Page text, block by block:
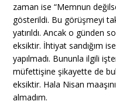
zaman ise “Memnun
gösterildi. Bu görüşmeyi
yatırıldı. Ancak o günden
eksiktir. İhtiyat sandığım
yapılmadı. Bununla ilgili
müfettişine şikayette de
eksiktir. Hala Nisan
almadım.